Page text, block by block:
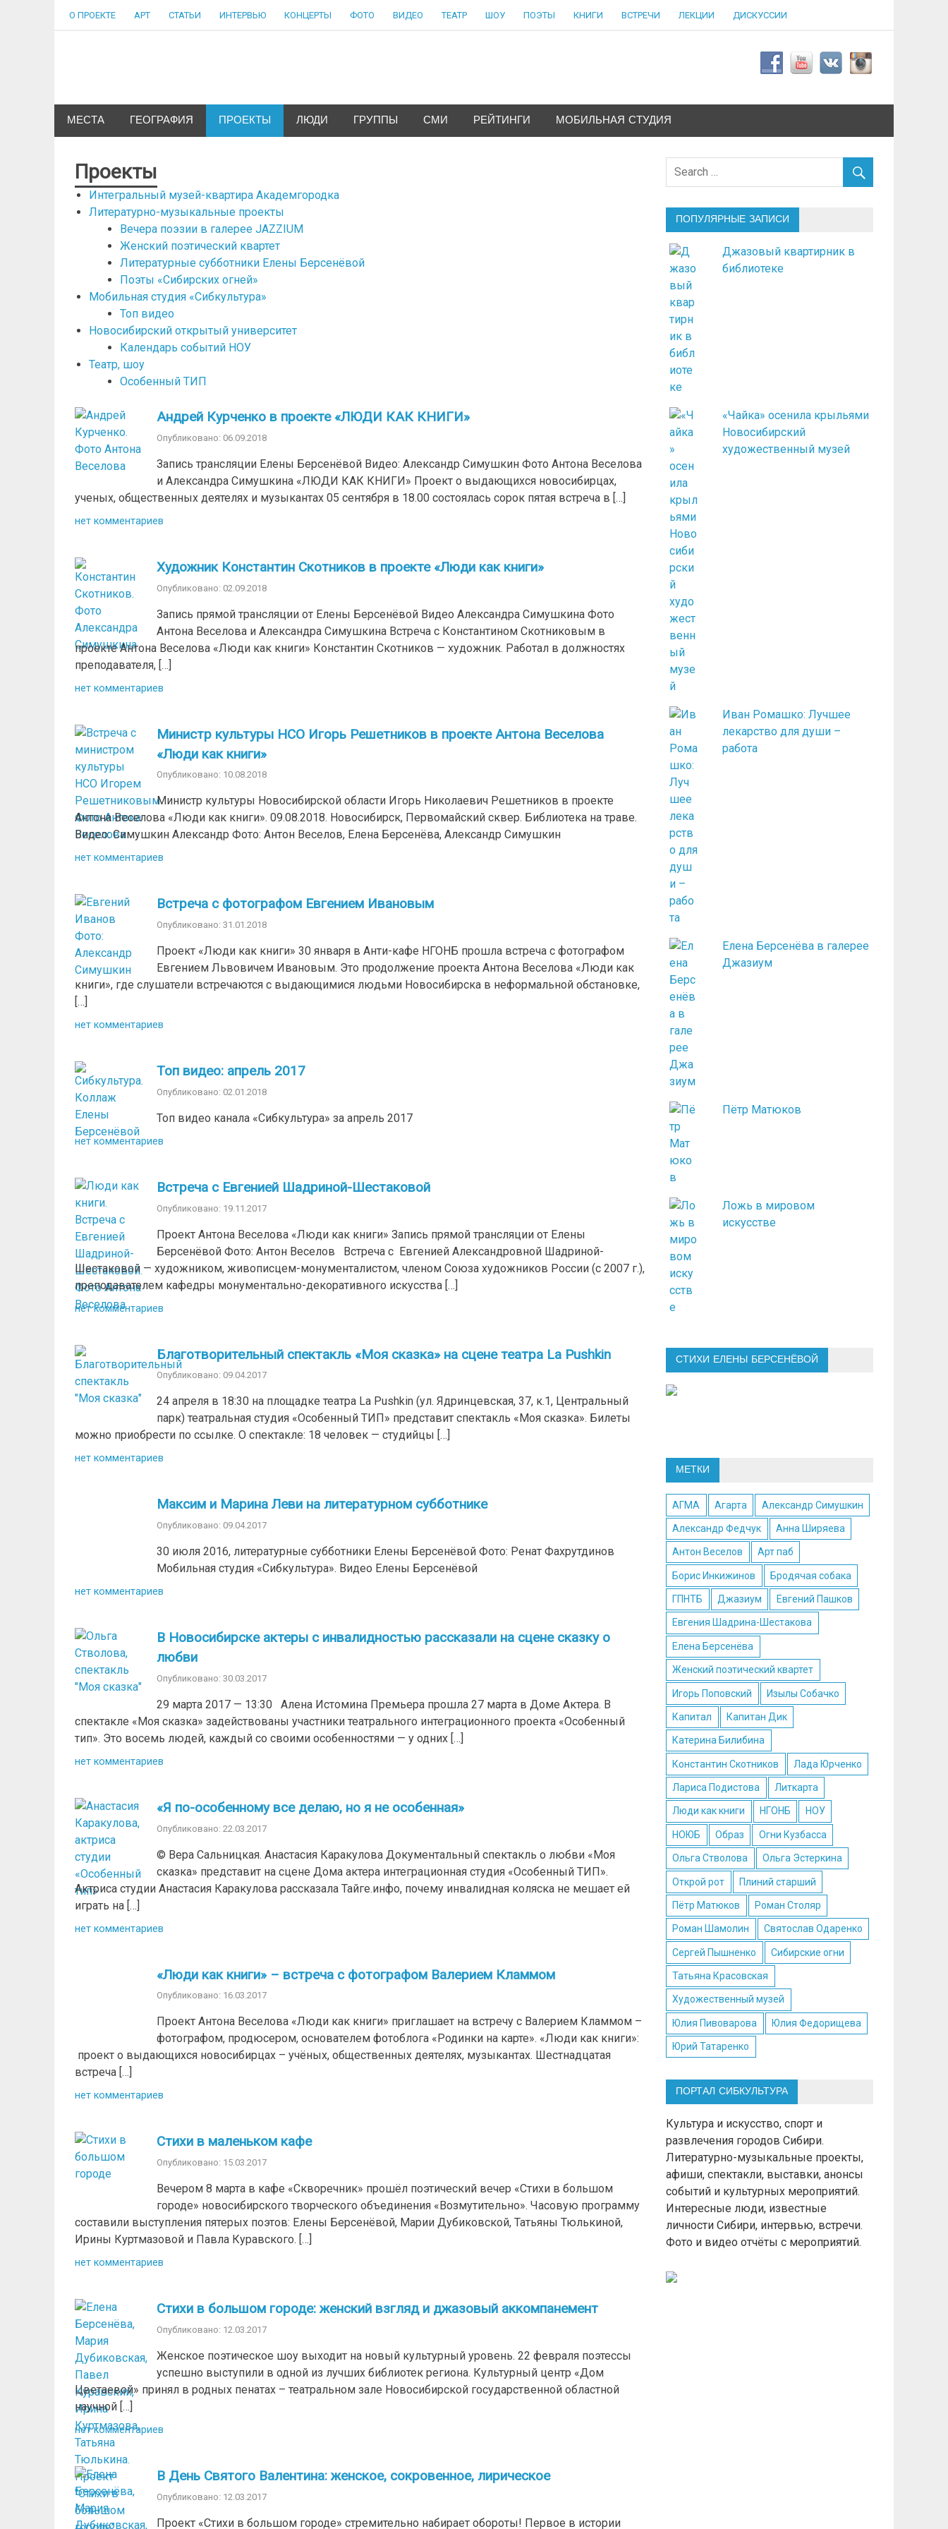
О ПРОЕКТЕ АРТ СТАТЬИ ИНТЕРВЬЮ КОНЦЕРТЫ ФОТО ВИДЕО ТЕАТР ШОУ ПОЭТЫ КНИГИ ВСТРЕЧИ ЛЕКЦИИ ДИСКУССИИ
МЕСТА ГЕОГРАФИЯ ПРОЕКТЫ ЛЮДИ ГРУППЫ СМИ РЕЙТИНГИ МОБИЛЬНАЯ СТУДИЯ
Проекты
Интегральный музей-квартира Академгородка
Литературно-музыкальные проекты
Вечера поэзии в галерее JAZZIUM
Женский поэтический квартет
Литературные субботники Елены Берсенёвой
Поэты «Сибирских огней»
Мобильная студия «Сибкультура»
Топ видео
Новосибирский открытый университет
Календарь событий НОУ
Театр, шоу
Особенный ТИП
Андрей Курченко в проекте «ЛЮДИ КАК КНИГИ»
Опубликовано: 06.09.2018
Запись трансляции Елены Берсенёвой Видео: Александр Симушкин Фото Антона Веселова
и Александра Симушкина «ЛЮДИ КАК КНИГИ» Проект о выдающихся новосибирцах,
ученых, общественных деятелях и музыкантах 05 сентября в 18.00 состоялась сорок пятая встреча в […]
нет комментариев
Художник Константин Скотников в проекте «Люди как книги»
Опубликовано: 02.09.2018
Запись прямой трансляции от Елены Берсенёвой Видео Александра Симушкина Фото
Антона Веселова и Александра Симушкина Встреча с Константином Скотниковым в
проекте Антона Веселова «Люди как книги» Константин Скотников — художник. Работал в должностях
преподавателя, […]
нет комментариев
Министр культуры НСО Игорь Решетников в проекте Антона Веселова
«Люди как книги»
Опубликовано: 10.08.2018
Министр культуры Новосибирской области Игорь Николаевич Решетников в проекте
Антона Веселова «Люди как книги». 09.08.2018. Новосибирск, Первомайский сквер. Библиотека на траве.
Видео: Симушкин Александр Фото: Антон Веселов, Елена Берсенёва, Александр Симушкин
нет комментариев
Встреча с фотографом Евгением Ивановым
Опубликовано: 31.01.2018
Проект «Люди как книги» 30 января в Анти-кафе НГОНБ прошла встреча с фотографом
Евгением Львовичем Ивановым. Это продолжение проекта Антона Веселова «Люди как
книги», где слушатели встречаются с выдающимися людьми Новосибирска в неформальной обстановке,
[…]
нет комментариев
Топ видео: апрель 2017
Опубликовано: 02.01.2018
Топ видео канала «Сибкультура» за апрель 2017
нет комментариев
Встреча с Евгенией Шадриной-Шестаковой
Опубликовано: 19.11.2017
Проект Антона Веселова «Люди как книги» Запись прямой трансляции от Елены
Берсенёвой Фото: Антон Веселов Встреча с Евгенией Александровной Шадриной-
Шестаковой — художником, живописцем-монументалистом, членом Союза художников России (с 2007 г.),
преподавателем кафедры монументально-декоративного искусства […]
нет комментариев
Благотворительный спектакль «Моя сказка» на сцене театра La Pushkin
Опубликовано: 09.04.2017
24 апреля в 18:30 на площадке театра La Pushkin (ул. Ядринцевская, 37, к.1, Центральный
парк) театральная студия «Особенный ТИП» представит спектакль «Моя сказка». Билеты
можно приобрести по ссылке. О спектакле: 18 человек — студийцы […]
нет комментариев
Максим и Марина Леви на литературном субботнике
Опубликовано: 09.04.2017
30 июля 2016, литературные субботники Елены Берсенёвой Фото: Ренат Фахрутдинов
Мобильная студия «Сибкультура». Видео Елены Берсенёвой
нет комментариев
В Новосибирске актеры с инвалидностью рассказали на сцене сказку о
любви
Опубликовано: 30.03.2017
29 марта 2017 — 13:30 Алена Истомина Премьера прошла 27 марта в Доме Актера. В
спектакле «Моя сказка» задействованы участники театрального интеграционного проекта «Особенный
тип». Это восемь людей, каждый со своими особенностями — у одних […]
нет комментариев
«Я по-особенному все делаю, но я не особенная»
Опубликовано: 22.03.2017
© Вера Сальницкая. Анастасия Каракулова Документальный спектакль о любви «Моя
сказка» представит на сцене Дома актера интеграционная студия «Особенный ТИП».
Актриса студии Анастасия Каракулова рассказала Тайге.инфо, почему инвалидная коляска не мешает ей
играть на […]
нет комментариев
«Люди как книги» – встреча с фотографом Валерием Кламмом
Опубликовано: 16.03.2017
Проект Антона Веселова «Люди как книги» приглашает на встречу с Валерием Кламмом –
фотографом, продюсером, основателем фотоблога «Родинки на карте». «Люди как книги»:
проект о выдающихся новосибирцах – учёных, общественных деятелях, музыкантах. Шестнадцатая
встреча […]
нет комментариев
Стихи в маленьком кафе
Опубликовано: 15.03.2017
Вечером 8 марта в кафе «Скворечник» прошёл поэтический вечер «Стихи в большом
городе» новосибирского творческого объединения «Возмутительно». Часовую программу
составили выступления пятерых поэтов: Елены Берсенёвой, Марии Дубиковской, Татьяны Тюлькиной,
Ирины Куртмазовой и Павла Куравского. […]
нет комментариев
Стихи в большом городе: женский взгляд и джазовый аккомпанемент
Опубликовано: 12.03.2017
Женское поэтическое шоу выходит на новый культурный уровень. 22 февраля поэтессы
успешно выступили в одной из лучших библиотек региона. Культурный центр «Дом
Цветаевой» принял в родных пенатах – театральном зале Новосибирской государственной областной
научной […]
нет комментариев
В День Святого Валентина: женское, сокровенное, лирическое
Опубликовано: 12.03.2017
Проект «Стихи в большом городе» стремительно набирает обороты! Первое в истории
ПОПУЛЯРНЫЕ ЗАПИСИ
Джазовый квартирник в
библиотеке
«Чайка» осенила крыльями
Новосибирский
художественный музей
Иван Ромашко: Лучшее
лекарство для души –
работа
Елена Берсенёва в галерее
Джазиум
Пётр Матюков
Ложь в мировом
искусстве
СТИХИ ЕЛЕНЫ БЕРСЕНЁВОЙ
МЕТКИ
АГМА Агарта Александр Симушкин
Александр Федчук Анна Ширяева
Антон Веселов Арт паб
Борис Инкижинов Бродячая собака
ГПНТБ Джазиум Евгений Пашков
Евгения Шадрина-Шестакова
Елена Берсенёва
Женский поэтический квартет
Игорь Поповский Изылы Собачко
Капитал Капитан Дик
Катерина Билибина
Константин Скотников Лада Юрченко
Лариса Подистова Литкарта
Люди как книги НГОНБ НОУ
НОЮБ Образ Огни Кузбасса
Ольга Стволова Ольга Эстеркина
Открой рот Плиний старший
Пётр Матюков Роман Столяр
Роман Шамолин Святослав Одаренко
Сергей Пышненко Сибирские огни
Татьяна Красовская
Художественный музей
Юлия Пивоварова Юлия Федорищева
Юрий Татаренко
ПОРТАЛ СИБКУЛЬТУРА
Культура и искусство, спорт и
развлечения городов Сибири.
Литературно-музыкальные проекты,
афиши, спектакли, выставки, анонсы
событий и культурных мероприятий.
Интересные люди, известные
личности Сибири, интервью, встречи.
Фото и видео отчёты с мероприятий.